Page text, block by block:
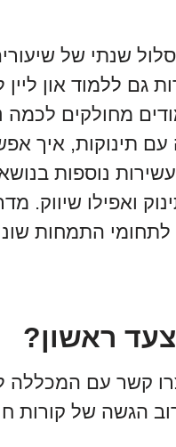
שנתי של
ללמוד און
מחולקים לכמה
תינוקות, איך
נוספות
ואפילו שיווק.
התמחות שונים
ראשון?
קשר עם המכללה
הגשה של קורות